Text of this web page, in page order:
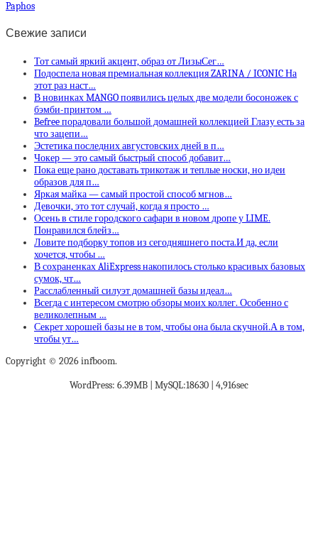
Paphos
Свежие записи
Тот самый яркий акцент, образ от ЛизыСег…
Подоспела новая премиальная коллекция ZARINA / ICONIC На
этот раз наст…
В новинках MANGO появились целых две модели босоножек с
бэмби-принтом …
Befree порадовали большой домашней коллекцией Глазу есть за
что зацепи…
Эстетика последних августовских дней в п…
Чокер — это самый быстрый способ добавит…
Пока еще рано доставать трикотаж и теплые носки, но идеи
образов для п…
Яркая майка — самый простой способ мгнов…
Девочки, это тот случай, когда я просто …
Осень в стиле городского сафари в новом дропе у LIME.
Понравился блейз…
Ловите подборку топов из сегодняшнего поста.И да, если
хочется, чтобы …
В сохраненках AliExpress накопилось столько красивых базовых
сумок, чт…
Расслабленный силуэт домашней базы идеал…
Всегда с интересом смотрю обзоры моих коллег. Особенно с
великолепным …
Секрет хорошей базы не в том, чтобы она была скучной.А в том,
чтобы ут…
Copyright © 2026 infboom.
WordPress: 6.39MB | MySQL:18630 | 4,916sec